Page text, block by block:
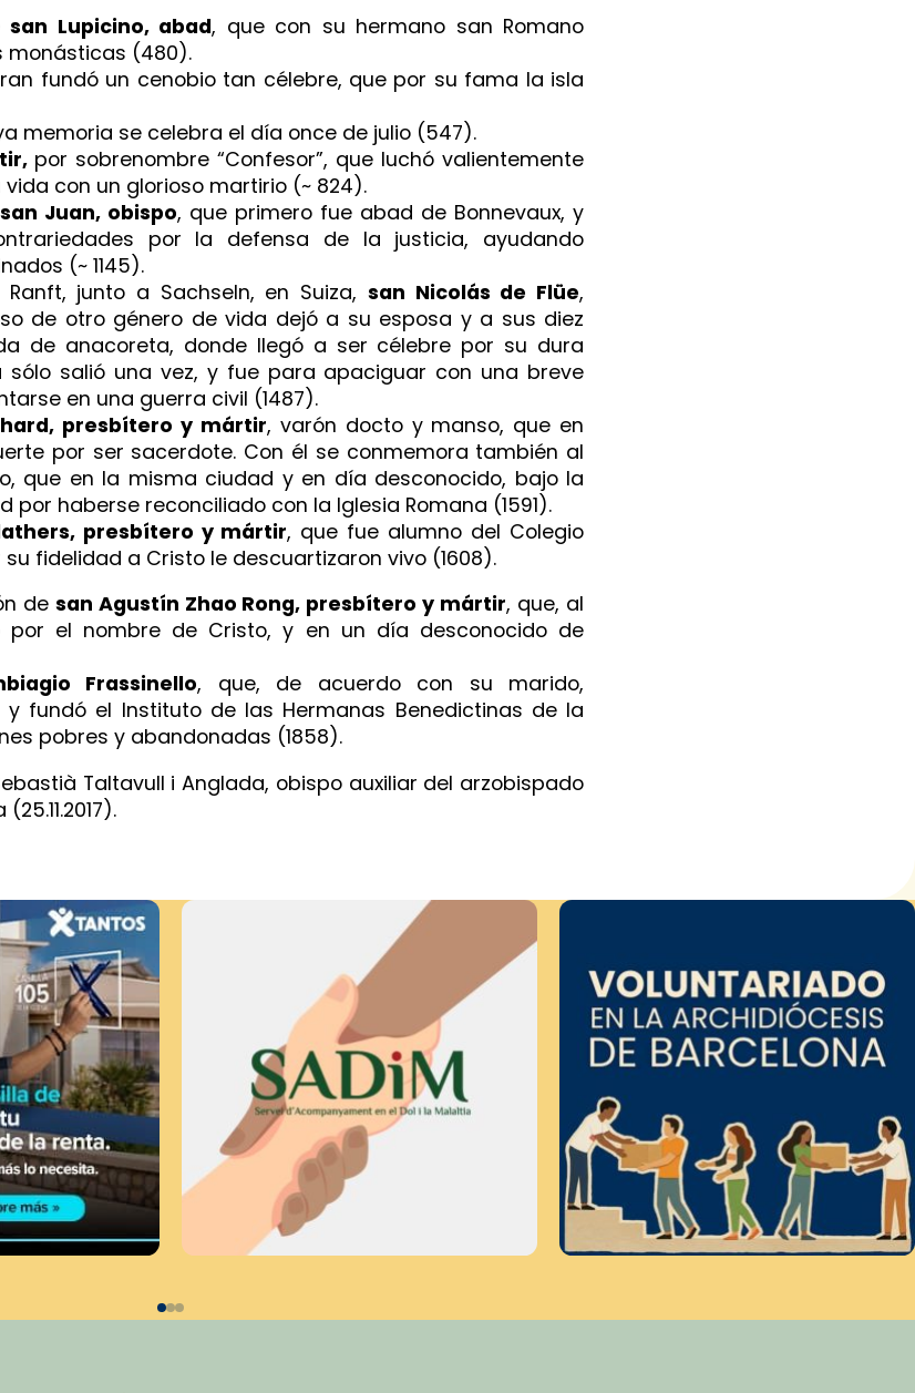
san Lupicino, abad, que con su hermano san Romano
monásticas (480).
fundó un cenobio tan célebre, que por su fama la isla
memoria se celebra el día once de julio (547).
por sobrenombre “Confesor”, que luchó valientemente
con un glorioso martirio (~ 824).
san Juan, obispo, que primero fue abad de Bonnevaux, y
por la defensa de la justicia, ayudando
(~ 1145).
junto a Sachseln, en Suiza, san Nicolás de Flüe,
de otro género de vida dejó a su esposa y a sus diez
de anacoreta, donde llegó a ser célebre por su dura
salió una vez, y fue para apaciguar con una breve
en una guerra civil (1487).
presbítero y mártir, varón docto y manso, que en
por ser sacerdote. Con él se conmemora también al
que en la misma ciudad y en día desconocido, bajo la
haberse reconciliado con la Iglesia Romana (1591).
presbítero y mártir, que fue alumno del Colegio
fidelidad a Cristo le descuartizaron vivo (1608).
de san Agustín Zhao Rong, presbítero y mártir, que, al
por el nombre de Cristo, y en un día desconocido de
Frassinello, que, de acuerdo con su marido,
fundó el Instituto de las Hermanas Benedictinas de la
pobres y abandonadas (1858).
Taltavull i Anglada, obispo auxiliar del arzobispado